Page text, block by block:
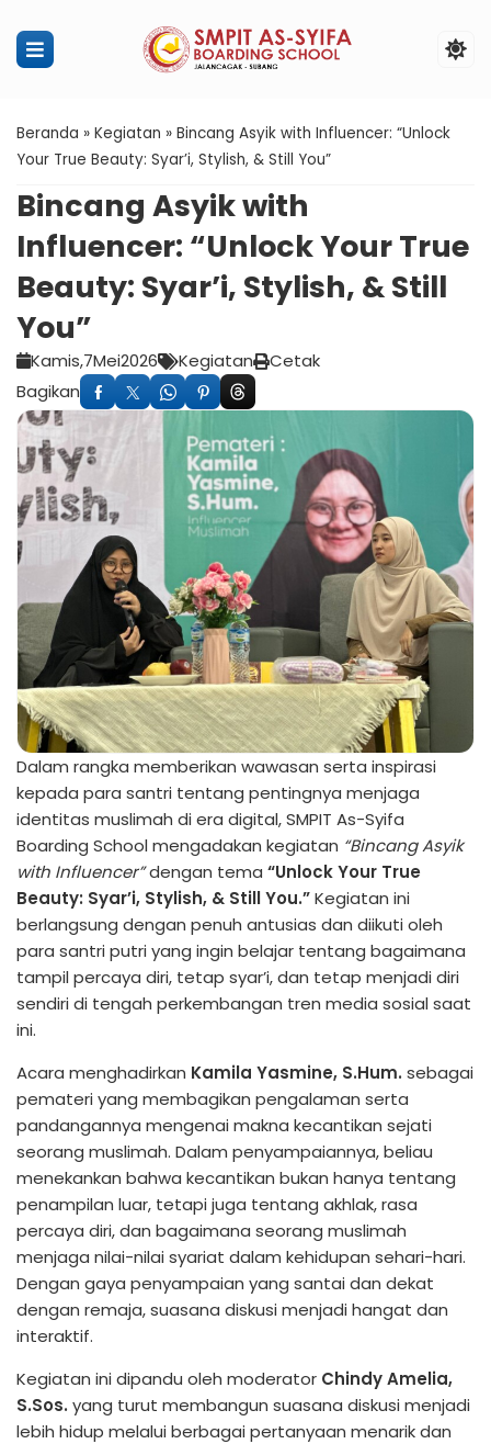
Penerimaan Murid Baru SMPIT
Beranda » Kegiatan » Bincang Asyik with Influencer: “Unlock
Your True Beauty: Syar’i, Stylish, & Still You”
Bincang Asyik with
Influencer: “Unlock Your True
Beauty: Syar’i, Stylish, & Still
You”
Kamis,7Mei2026 Kegiatan
Cetak
Bagikan
Dalam rangka memberikan wawasan serta inspirasi
kepada para santri tentang pentingnya menjaga
identitas muslimah di era digital, SMPIT As-Syifa
Boarding School mengadakan kegiatan “Bincang Asyik
with Influencer”dengan tema “Unlock Your True
Beauty: Syar’i, Stylish, & Still You.”Kegiatan ini
berlangsung dengan penuh antusias dan diikuti oleh
para santri putri yang ingin belajar tentang bagaimana
tampil percaya diri, tetap syar’i, dan tetap menjadi diri
sendiri di tengah perkembangan tren media sosial saat
ini.
Acara menghadirkan Kamila Yasmine, S.Hum. sebagai
pemateri yang membagikan pengalaman serta
pandangannya mengenai makna kecantikan sejati
seorang muslimah. Dalam penyampaiannya, beliau
menekankan bahwa kecantikan bukan hanya tentang
penampilan luar, tetapi juga tentang akhlak, rasa
percaya diri, dan bagaimana seorang muslimah
menjaga nilai-nilai syariat dalam kehidupan sehari-hari.
Dengan gaya penyampaian yang santai dan dekat
dengan remaja, suasana diskusi menjadi hangat dan
interaktif.
Kegiatan ini dipandu oleh moderator Chindy Amelia,
S.Sos. yang turut membangun suasana diskusi menjadi
lebih hidup melalui berbagai pertanyaan menarik dan